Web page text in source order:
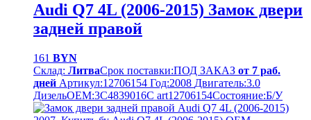
Audi Q7 4L (2006-2015) Замок двери
задней правой
161 BYN
Склад: ЛитваСрок поставки:ПОД ЗАКАЗ от 7 раб.
дней Артикул:12706154 Год:2008 Двигатель:3.0
ДизельOEM:3C4839016C art12706154Cостояние:Б/У